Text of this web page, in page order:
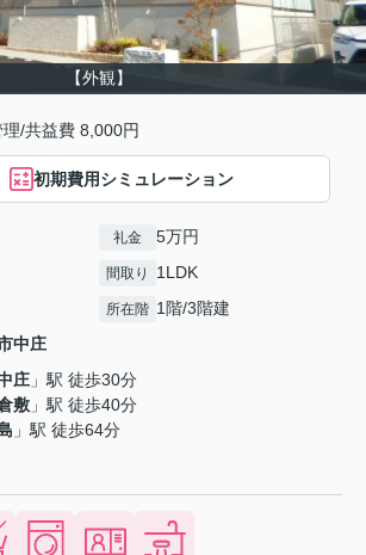
【外観】
/共益費 8,000円
初期費用シミュレーション
礼金 5万円
間取り 1LDK
所在階 1階/3階建
中庄
庄 」駅 徒歩30分
敷 」駅 徒歩40分
」駅 徒歩64分